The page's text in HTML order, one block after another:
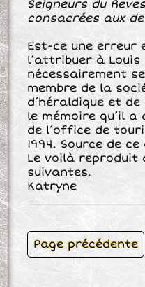
Seigneurs du
consacrées aux de
Est-ce une erreur
l’attribuer à Louis
nécessairement
membre de la
d’héraldique et
le mémoire qu’il
de l’office de
1994. Source de
Le voilà reproduit
suivantes.
Katryne
Page précédente